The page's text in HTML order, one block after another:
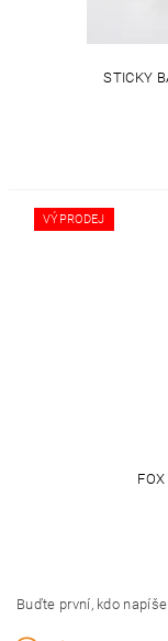
STICKY
VÝPRODEJ
Buďte první, kdo